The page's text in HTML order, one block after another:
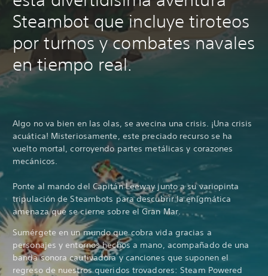
Steambot que incluye tiroteos
por turnos y combates navales
en tiempo real.
Algo no va bien en las olas, se avecina una crisis. ¡Una crisis
acuática! Misteriosamente, este preciado recurso se ha
vuelto mortal, corroyendo partes metálicas y corazones
mecánicos.
Ponte al mando del Capitán Leeway junto a su variopinta
tripulación de Steambots para descubrir la enigmática
amenaza que se cierne sobre el Gran Mar.
Sumérgete en un mundo que cobra vida gracias a
personajes y entornos hechos a mano, acompañado de una
banda sonora cautivadora y canciones que suponen el
regreso de nuestros queridos trovadores: Steam Powered